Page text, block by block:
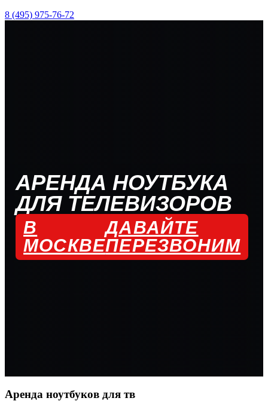
8 (495) 975-76-72
АРЕНДА НОУТБУКА
ДЛЯ ТЕЛЕВИЗОРОВ
В
МОСКВЕ
ДАВАЙТЕ
ПЕРЕЗВОНИМ
Аренда ноутбуков для тв